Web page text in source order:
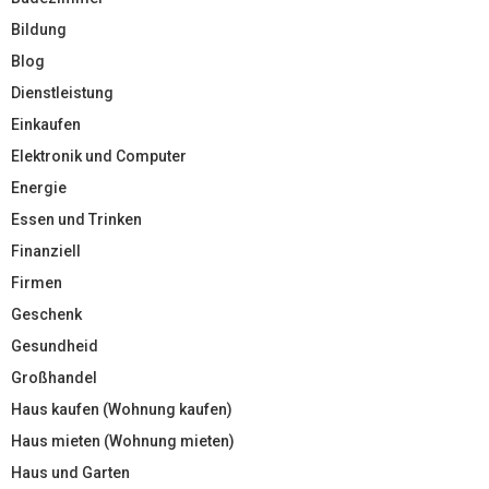
Bildung
Blog
Dienstleistung
Einkaufen
Elektronik und Computer
Energie
Essen und Trinken
Finanziell
Firmen
Geschenk
Gesundheid
Großhandel
Haus kaufen (Wohnung kaufen)
Haus mieten (Wohnung mieten)
Haus und Garten